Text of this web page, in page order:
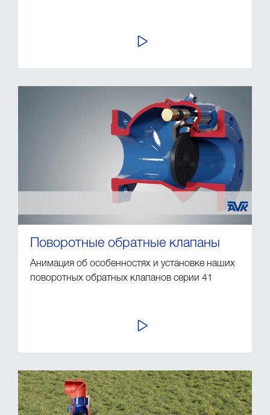
ПРОСМОТР
Поворотные обратные клапаны
Анимация об особенностях и установке наших
поворотных обратных клапанов серии 41
ПРОСМОТР